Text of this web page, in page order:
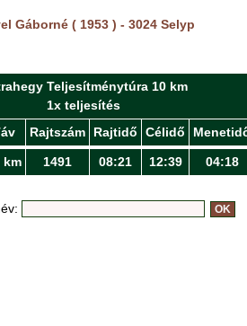
Gáborné ( 1953 ) - 3024 Selyp
Teljesítménytúra 10 km
1x teljesítés
Rajtszám Rajtidő Célidő
km 1491 08:21 12:39 04:18